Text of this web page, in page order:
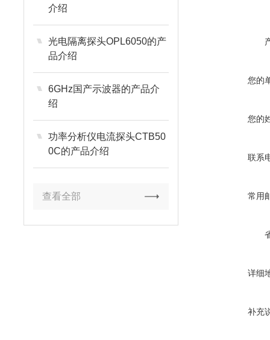
介绍
光电隔离探头OPL6050的产
品介绍
6GHz国产示波器的产品介
绍
功率分析仪电流探头CTB50
0C的产品介绍
查看全部
您的
您的
联系
常用
详细
补充